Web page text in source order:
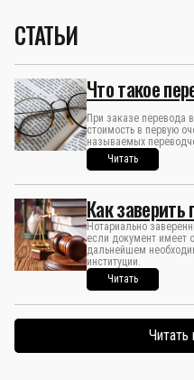
СТАТЬИ
Что такое
При заказе перевода
стоимость в первую
называемых
Читать
Как
Нотариально
если документ имеет
дальнейшем
институции.
Читать
Читать